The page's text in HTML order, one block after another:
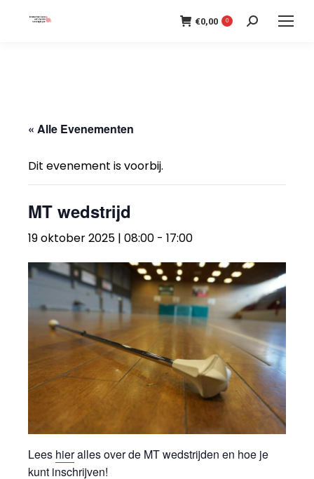
€0,00 0 Search:
« Alle Evenementen
Dit evenement is voorbij.
MT wedstrijd
19 oktober 2025 | 08:00 - 17:00
Lees hieralles over de MT wedstrijden en hoe je
kunt inschrijven!